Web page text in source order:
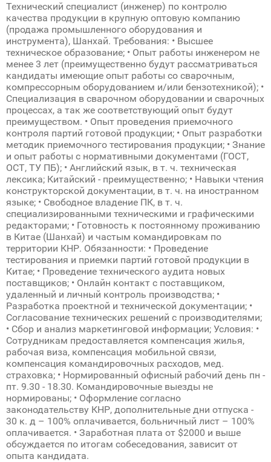
Технический специалист (инженер) по контролю
качества продукции в крупную оптовую компанию
(продажа промышленного оборудования и
инструмента), Шанхай. Требования: • Высшее
техническое образование; • Опыт работы инженером не
менее 3 лет (преимущественно будут рассматриваться
кандидаты имеющие опыт работы со сварочным,
компрессорным оборудованием и/или бензотехникой); •
Специализация в сварочном оборудовании и сварочных
процессах, а так же соответствующий опыт будут
преимуществом. • Опыт проведения приемочного
контроля партий готовой продукции; • Опыт разработки
методик приемочного тестирования продукции; • Знание
и опыт работы с нормативными документами (ГОСТ,
ОСТ, ТУ ПБ); • Английский язык, в т. ч. техническая
лексика; Китайский - преимущественно; • Навыки чтения
конструкторской документации, в т. ч. на иностранном
языке; • Свободное владение ПК, в т. ч.
специализированными техническими и графическими
редакторами; • Готовность к постоянному проживанию
в Китае (Шанхай) и частым командировкам по
территории КНР. Обязанности: • Проведение
тестирования и приемки партий готовой продукции в
Китае; • Проведение технического аудита новых
поставщиков; • Онлайн контакт с поставщиком,
удаленный и личный контроль производства; •
Разработка проектной и технической документации; •
Согласование технических решений с производителями;
• Сбор и анализ маркетинговой информации; Условия: •
Сотрудникам предоставляется компенсация жилья,
рабочая виза, компенсация мобильной связи,
компенсация командировочных расходов, мед.
страховка; • Нормированный офисный рабочий день пн -
пт. 9.30 - 18.30. Командировочные выезды не
нормированы; • Оформление согласно
законодательству КНР, дополнительные дни отпуска -
30 к. д – 100% оплачивается, больничный лист – 100%
оплачивается. • Заработная плата от $2000 и выше
обсуждается по итогам собеседования, зависит от
опыта кандидата.